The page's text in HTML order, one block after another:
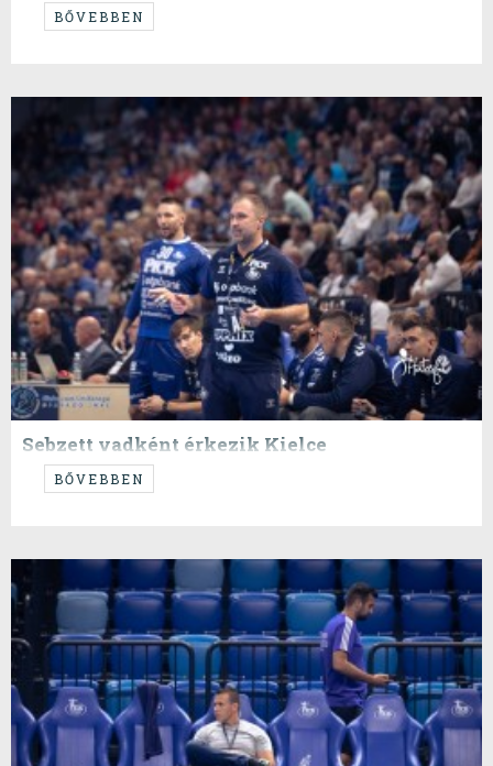
… Apelgren és Pascual első rangadója
BŐVEBBEN
Sebzett vadként érkezik Kielce
...a Pick Szeged felkészül a BL újabb nagy összecsapására
BŐVEBBEN